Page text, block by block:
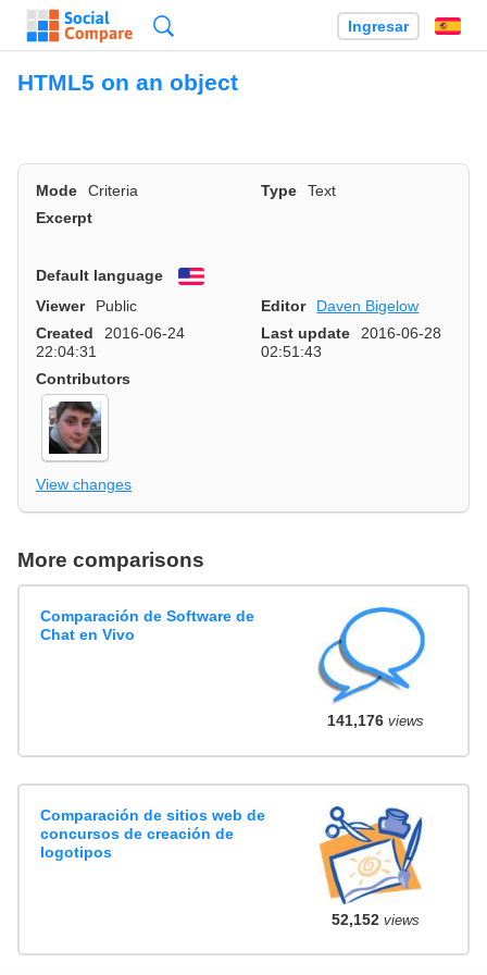
Ingresar
HTML5 on an object
Mode Criteria Type
Text
Excerpt
Default language
English
Viewer
Public Editor
Daven Bigelow
Created
2016-06-24
22:04:31
Last update
2016-06-28
02:51:43
Contributors
View changes
More comparisons
Comparación de Software de
Chat en Vivo
141,176views
Comparación de sitios web de
concursos de creación de
logotipos
52,152views